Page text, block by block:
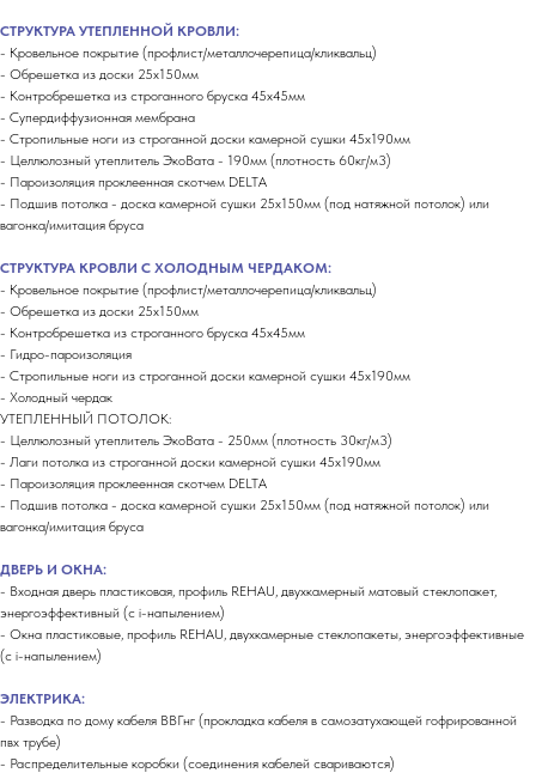
СТРУКТУРА УТЕПЛЕННОЙ КРОВЛИ:
- Кровельное покрытие (профлист/металлочерепица/кликвальц)
- Обрешетка из доски 25х150мм
- Контробрешетка из строганного бруска 45х45мм
- Супердиффузионная мембрана
- Стропильные ноги из строганной доски камерной сушки 45х190мм
- Целлюлозный утеплитель ЭкоВата - 190мм (плотность 60кг/м3)
- Пароизоляция проклеенная скотчем DELTA
- Подшив потолка - доска камерной сушки 25х150мм (под натяжной потолок) или
вагонка/имитация бруса
СТРУКТУРА КРОВЛИ С ХОЛОДНЫМ ЧЕРДАКОМ:
- Кровельное покрытие (профлист/металлочерепица/кликвальц)
- Обрешетка из доски 25х150мм
- Контробрешетка из строганного бруска 45х45мм
- Гидро-пароизоляция
- Стропильные ноги из строганной доски камерной сушки 45х190мм
- Холодный чердак
УТЕПЛЕННЫЙ ПОТОЛОК:
- Целлюлозный утеплитель ЭкоВата - 250мм (плотность 30кг/м3)
- Лаги потолка из строганной доски камерной сушки 45х190мм
- Пароизоляция проклеенная скотчем DELTA
- Подшив потолка - доска камерной сушки 25х150мм (под натяжной потолок) или
вагонка/имитация бруса
ДВЕРЬ И ОКНА:
- Входная дверь пластиковая, профиль REHAU, двухкамерный матовый стеклопакет,
энергоэффективный (с i-напылением)
- Окна пластиковые, профиль REHAU, двухкамерные стеклопакеты, энергоэффективные
(с i-напылением)
ЭЛЕКТРИКА:
- Разводка по дому кабеля ВВГнг (прокладка кабеля в самозатухающей гофрированной
пвх трубе)
- Распределительные коробки (соединения кабелей свариваются)